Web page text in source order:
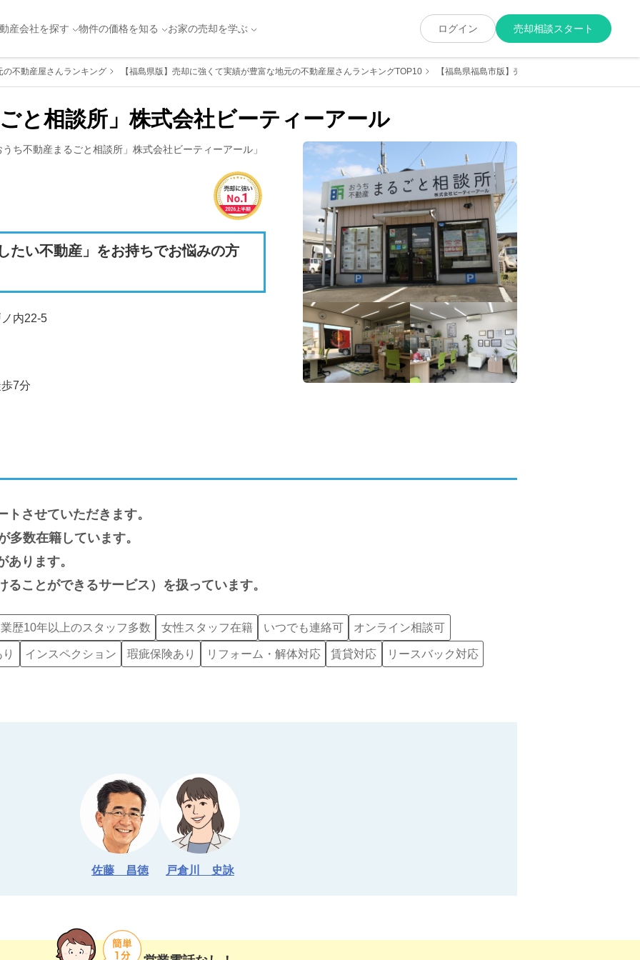
産会社を探す 物件の価格を知る お家の売却を学ぶ ログイン 売却相談スタート
不動産屋さんランキング 【福島県版】売却に強くて実績が豊富な地元の不動産屋さんランキングTOP10 【福島県福島市版】売却に強くて実績が豊富な地元
と相談所」株式会社ビーティーアール
うち不動産まるごと相談所」株式会社ビーティーアール 」
たい不動産」をお持ちでお悩みの方
内22-5
7分
させていただきます。
多数在籍しています。
ります。
ことができるサービス）を扱っています。
業歴10年以上のスタッフ多数 女性スタッフ在籍 いつでも連絡可 オンライン相談可
インスペクション 瑕疵保険あり リフォーム・解体対応 賃貸対応 リースバック対応
佐藤　昌徳 戸倉川　史詠